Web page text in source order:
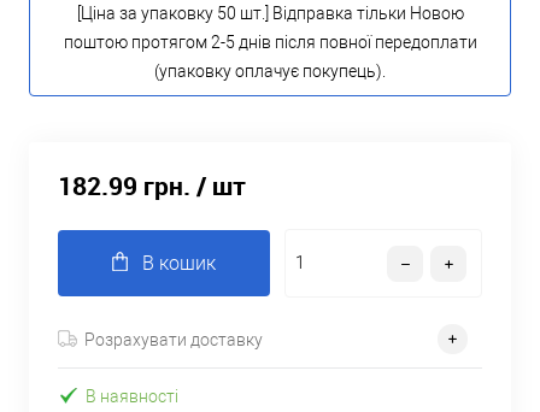
[Ціна за упаковку 50 шт.] Відправка тільки Новою
поштою протягом 2-5 днів після повної передоплати
(упаковку оплачує покупець).
182.99 грн. / шт
В кошик
Розрахувати доставку
В наявності